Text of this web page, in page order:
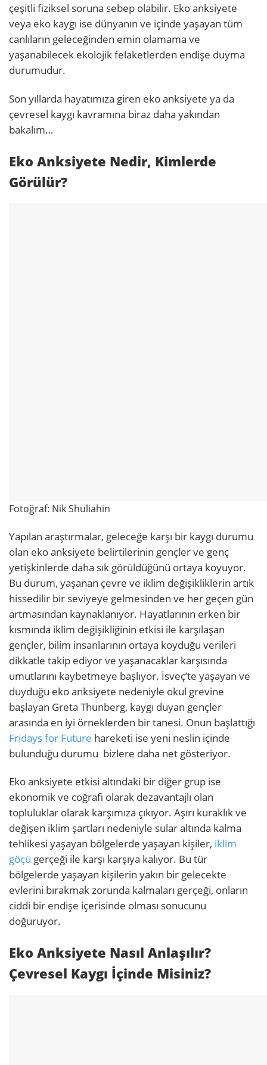
çeşitli fiziksel soruna sebep olabilir. Eko anksiyete
veya eko kaygı ise dünyanın ve içinde yaşayan tüm
canlıların geleceğinden emin olamama ve
yaşanabilecek ekolojik felaketlerden endişe duyma
durumudur.
Son yıllarda hayatımıza giren eko anksiyete ya da
çevresel kaygı kavramına biraz daha yakından
bakalım…
Eko Anksiyete Nedir, Kimlerde
Görülür?
Fotoğraf: Nik Shuliahin
Yapılan araştırmalar, geleceğe karşı bir kaygı durumu
olan eko anksiyete belirtilerinin gençler ve genç
yetişkinlerde daha sık görüldüğünü ortaya koyuyor.
Bu durum, yaşanan çevre ve iklim değişikliklerin artık
hissedilir bir seviyeye gelmesinden ve her geçen gün
artmasından kaynaklanıyor. Hayatlarının erken bir
kısmında iklim değişikliğinin etkisi ile karşılaşan
gençler, bilim insanlarının ortaya koyduğu verileri
dikkatle takip ediyor ve yaşanacaklar karşısında
umutlarını kaybetmeye başlıyor. İsveç’te yaşayan ve
duyduğu eko anksiyete nedeniyle okul grevine
başlayan Greta Thunberg, kaygı duyan gençler
arasında en iyi örneklerden bir tanesi. Onun başlattığı
Fridays for Future hareketi ise yeni neslin içinde
bulunduğu durumu bizlere daha net gösteriyor.
Eko anksiyete etkisi altındaki bir diğer grup ise
ekonomik ve coğrafi olarak dezavantajlı olan
topluluklar olarak karşımıza çıkıyor. Aşırı kuraklık ve
değişen iklim şartları nedeniyle sular altında kalma
tehlikesi yaşayan bölgelerde yaşayan kişiler, iklim
göçü gerçeği ile karşı karşıya kalıyor. Bu tür
bölgelerde yaşayan kişilerin yakın bir gelecekte
evlerini bırakmak zorunda kalmaları gerçeği, onların
ciddi bir endişe içerisinde olması sonucunu
doğuruyor.
Eko Anksiyete Nasıl Anlaşılır?
Çevresel Kaygı İçinde Misiniz?